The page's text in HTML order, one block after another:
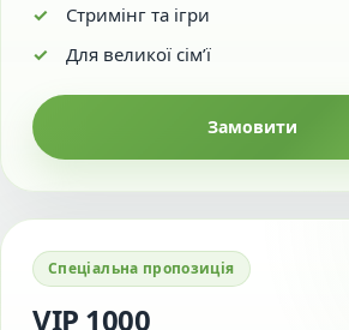
Стримінг та ігри
Для великої сім’ї
Замовити
Спеціальна пропозиція
VIP 1000